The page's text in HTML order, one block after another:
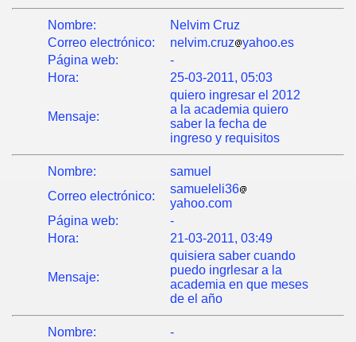
Nombre:
Nelvim Cruz
Correo electrónico:
nelvim.cruz
yahoo.es
Página web:
-
Hora:
25-03-2011, 05:03
Mensaje:
quiero ingresar el 2012
a la academia quiero
saber la fecha de
ingreso y requisitos
Nombre:
samuel
Correo electrónico:
samueleli36
yahoo.com
Página web:
-
Hora:
21-03-2011, 03:49
Mensaje:
quisiera saber cuando
puedo ingrlesar a la
academia en que meses
de el año
Nombre:
-